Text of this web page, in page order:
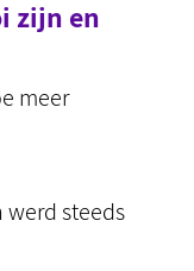
zijn en
meer
steeds